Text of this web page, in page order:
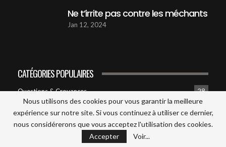
02 L’avenir du monde est-il réellement déjà
écrit ?
25
(JÉSUS)
43:55
05 Bientôt un président pour la terre?
(Quand?)
Ne t’irrite pas contre les méchants
Jan 12, 2024
CATÉGORIES POPULAIRES
Questions & Croyances 28
Média actualité 25
Justifié par la foi en Christ
Nous utilisons des cookies pour vous garantir la meilleure
expérience sur notre site. Si vous continuez à utiliser ce dernier,
nous considérerons que vous acceptez l'utilisation des cookies.
Accepter
Voir...